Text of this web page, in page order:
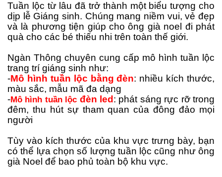
Tuần lộc từ lâu đã trở thành một biểu tượng cho
dịp lễ Giáng sinh. Chúng mang niềm vui, vẻ đẹp
và là phương tiện giúp cho ông già noel đi phát
quà cho các bé thiếu nhi trên toàn thế giới.
Ngàn Thông chuyên cung cấp mô hình tuần lộc
trang trí giáng sinh như:
-Mô hình tuần lộc bằng đèn: nhiều kích thước,
màu sắc, mẫu mã đa dạng
-Mô hình tuần lộc đèn led : phát sáng rực rỡ trong
đêm, thu hút sự tham quan của đông đảo mọi
người
Tùy vào kích thước của khu vực trưng bày, bạn
có thể lựa chọn số lượng tuần lộc cũng như ông
già Noel để bao phủ toàn bộ khu vực.